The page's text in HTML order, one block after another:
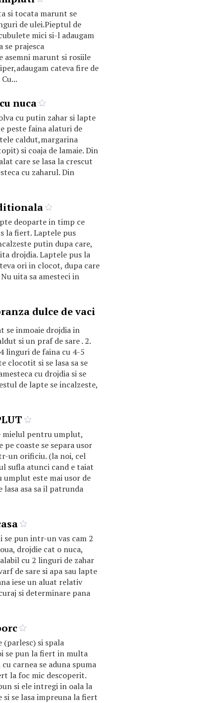
si tocata marunt se
de ulei.Pieptul de
mici si-l adaugam
se prajesca
asemni marunt si rosiile
cateva fire de
nuca
cu putin zahar si lapte
peste faina alaturi de
caldut,margarina
si coaja de lamaie. Din
care se lasa la crescut
cu zaharul. Din
deoparte in timp ce
la fiert. Laptele pus
putin dupa care,
drojdia. Laptele pus la
ori in clocot, dupa care
uita sa amesteci in
dulce de vaci
se inmoaie drojdia in
si un praf de sare . 2.
linguri de faina cu 4-5
clocotit si se lasa sa se
cu drojdia si se
de lapte se incalzeste,
mielul pentru umplut,
pe coaste se separa usor
un orificiu. (la noi, cel
sufla atunci cand e taiat
este mai usor de
lasa asa sa il patrunda
se pun intr-un vas cam 2
drojdie cat o nuca,
cu 2 linguri de zahar
de sare si apa sau lapte
iese un aluat relativ
si determinare pana
(parlesc) si spala
se pun la fiert in multa
carnea se aduna spuma
la foc mic descoperit.
si ele intregi in oala la
se lasa impreuna la fiert